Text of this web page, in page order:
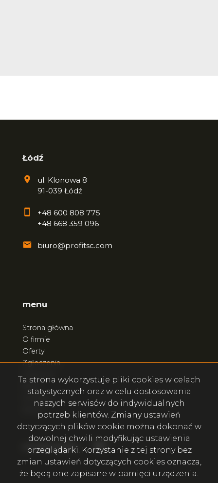
Łódź
ul. Klonowa 8
91-039 Łódź
+48 600 808 775
+48 668 359 096
biuro@profitsc.com
menu
Strona główna
O firmie
Oferty
Zgłoszenia
Kontakt
social.media Facebook
Facebook
Ta strona wykorzystuje pliki cookies w celach
statystycznych oraz w celu dostosowania
naszych serwisów do indywidualnych
potrzeb klientów. Zmiany ustawień
dotyczących plików cookie można dokonać w
dowolnej chwili modyfikując ustawienia
przeglądarki. Korzystanie z tej strony bez
zmian ustawień dotyczących cookies oznacza,
że będą one zapisane w pamięci urządzenia.